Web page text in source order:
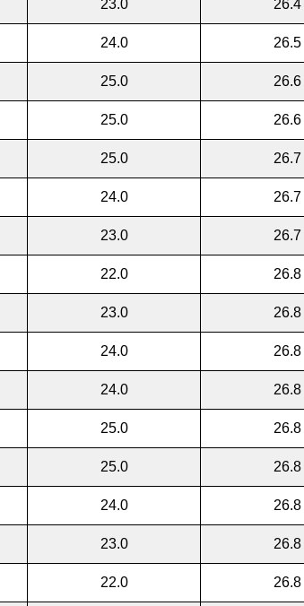
23.0 26.4
24.0 26.5
25.0 26.6
25.0 26.6
25.0 26.7
24.0 26.7
23.0 26.7
22.0 26.8
23.0 26.8
24.0 26.8
24.0 26.8
25.0 26.8
25.0 26.8
24.0 26.8
23.0 26.8
22.0 26.8